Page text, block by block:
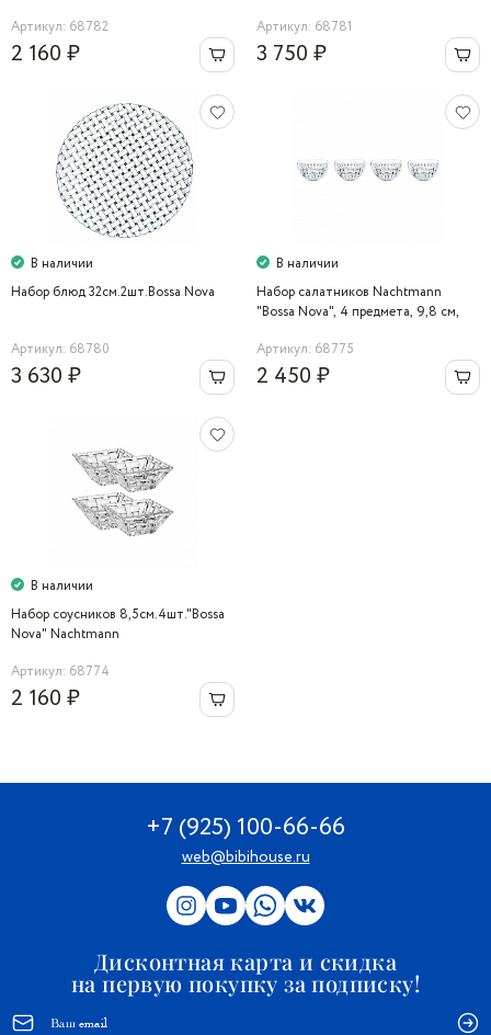
Артикул: 68782
2 160 ₽
Артикул: 68781
3 750 ₽
В наличии
Набор блюд 32см.2шт.Bossa Nova
Артикул: 68780
3 630 ₽
В наличии
Набор салатников Nachtmann
"Bossa Nova", 4 предмета, 9,8 см,
Артикул: 68775
2 450 ₽
В наличии
Набор соусников 8,5см.4шт."Bossa
Nova" Nachtmann
Артикул: 68774
2 160 ₽
+7 (925) 100-66-66
web@bibihouse.ru
Дисконтная карта и скидка
на первую покупку за подписку!